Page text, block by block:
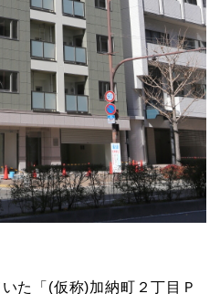
た「(仮称)加納町２丁目Ｐ